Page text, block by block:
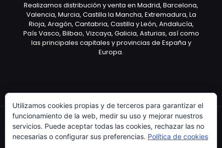
Realizamos distribución y venta en Madrid, Barcelona,
Valencia, Murcia, Castilla la Mancha, Extremadura, La
Rioja, Aragón, Cantabria, Castilla y León, Andalucía,
País Vasco, Bilbao, Vizcaya, Galicia, Asturias, así como
las principales capitales y provincias de España y
Europa.
Utilizamos cookies propias y de terceros para garantizar el
funcionamiento de la web, medir su uso y mejorar nuestros
servicios. Puede aceptar todas las cookies, rechazar las no
necesarias o configurar sus preferencias. Política de cookies